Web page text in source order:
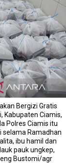
Bergizi Gratis
Kabupaten Ciamis,
Polres Ciamis itu
selama Ramadhan
ibu hamil dan
pauk ungkep,
Bustomi/agr